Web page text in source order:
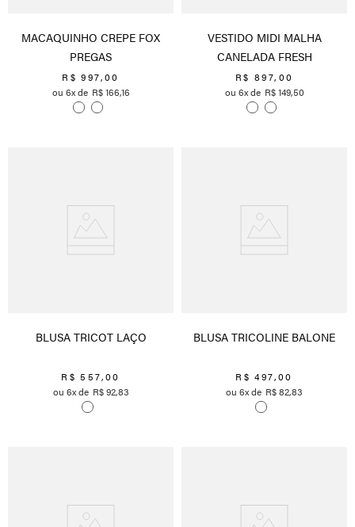
MACAQUINHO CREPE FOX
PREGAS
R$ 997,00
6
R$166,16
VESTIDO MIDI MALHA
CANELADA FRESH
R$ 897, 00
6
R$149,50
BLUSA TRICOT LAÇO
R$ 557,00
6
R$92,83
BLUSA TRICOLINE BALONE
R$ 497,00
6
R$82,83